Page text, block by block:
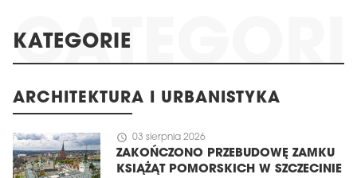
KATEGORIE
ARCHITEKTURA I URBANISTYKA
schedule 03 sierpnia 2026
ZAKOŃCZONO PRZEBUDOWĘ ZAMKU
KSIĄŻĄT POMORSKICH W SZCZECINIE